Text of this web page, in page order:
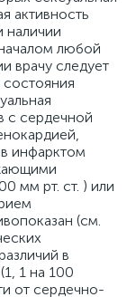
активность
наличии
любой
врачу следует
с сердечной
инфарктом
мм рт. ст. ) или
(см.
в
1 на 100
от сердечно-